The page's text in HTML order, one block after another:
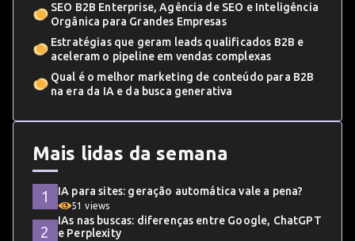
SEO B2B Enterprise, Agência de SEO e Inteligência
Orgânica para Grandes Empresas
Estratégias que geram leads qualificados B2B e
aceleram o pipeline em vendas complexas
Qual é o melhor marketing de conteúdo para B2B
na era da IA e da busca generativa
Mais lidas da semana
IA para sites: geração automática vale a pena?
51 views
IAs nas buscas: diferenças entre Google, ChatGPT
e Perplexity